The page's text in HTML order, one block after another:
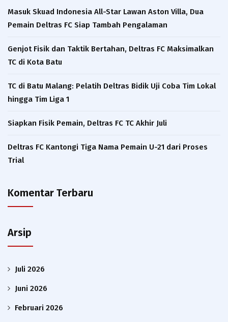
Masuk Skuad Indonesia All-Star Lawan Aston Villa, Dua
Pemain Deltras FC Siap Tambah Pengalaman​
Genjot Fisik dan Taktik Bertahan, Deltras FC Maksimalkan
TC di Kota Batu
TC di Batu Malang: Pelatih Deltras Bidik Uji Coba Tim Lokal
hingga Tim Liga 1
Siapkan Fisik Pemain, Deltras FC TC Akhir Juli
Deltras FC Kantongi Tiga Nama Pemain U-21 dari Proses
Trial ​
Komentar Terbaru
Arsip
Juli 2026
Juni 2026
Februari 2026